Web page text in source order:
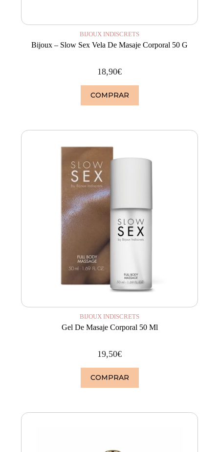
BIJOUX INDISCRETS
Bijoux – Slow Sex Vela De Masaje Corporal 50 G
18,90€
COMPRAR
BIJOUX INDISCRETS
Gel De Masaje Corporal 50 Ml
19,50€
COMPRAR